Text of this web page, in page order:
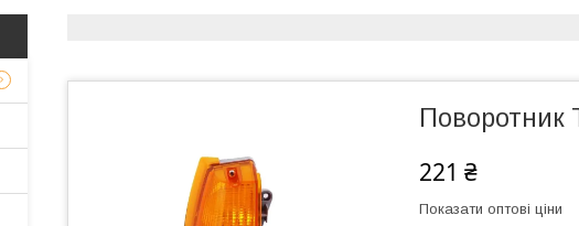
Поворотник
221 ₴
Показати оптові ціни